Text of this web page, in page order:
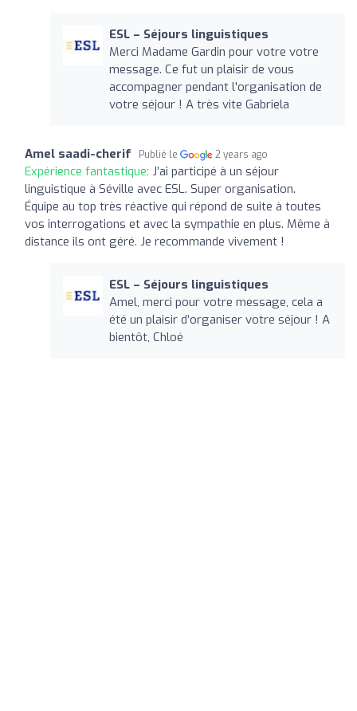
ESL – Séjours linguistiques
Merci Madame Gardin pour votre votre
message. Ce fut un plaisir de vous
accompagner pendant l'organisation de
votre séjour ! A très vite Gabriela
Amel saadi-cherif Publié le 2 years ago
Expérience fantastique: J’ai participé à un séjour
linguistique à Séville avec ESL. Super organisation.
Équipe au top très réactive qui répond de suite à toutes
vos interrogations et avec la sympathie en plus. Même à
distance ils ont géré. Je recommande vivement !
ESL – Séjours linguistiques
Amel, merci pour votre message, cela a
été un plaisir d’organiser votre séjour ! A
bientôt, Chloé